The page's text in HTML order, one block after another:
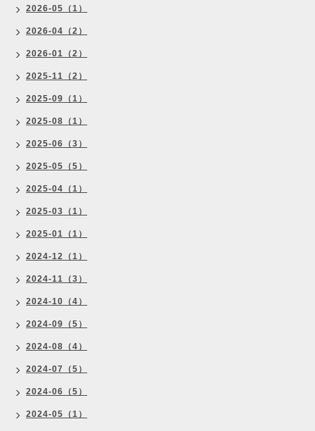
2026-05（1）
2026-04（2）
2026-01（2）
2025-11（2）
2025-09（1）
2025-08（1）
2025-06（3）
2025-05（5）
2025-04（1）
2025-03（1）
2025-01（1）
2024-12（1）
2024-11（3）
2024-10（4）
2024-09（5）
2024-08（4）
2024-07（5）
2024-06（5）
2024-05（1）